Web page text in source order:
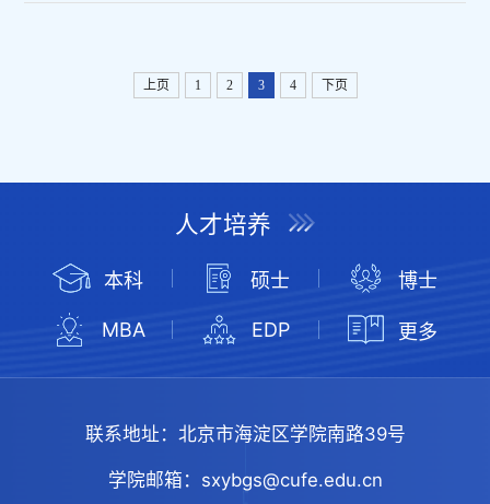
上页 1 2 3 4 下页
人才培养
本科 硕士 博士
MBA EDP 更多
联系地址： 北京市海淀区学院南路39号
学院邮箱： sxybgs@cufe.edu.cn